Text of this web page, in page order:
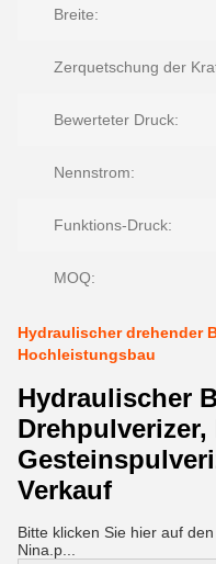
Breite:
Zerquetschung der
Bewerteter Druck:
Nennstrom:
Funktions-Druck:
MOQ:
Hydraulischer drehender
Hochleistungsbau
Hydraulischer
Verkauf
Bitte klicken Sie hier auf
Nina.p...